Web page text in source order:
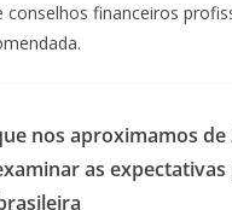
conselhos financeiros
nos aproximamos de
as expectativas